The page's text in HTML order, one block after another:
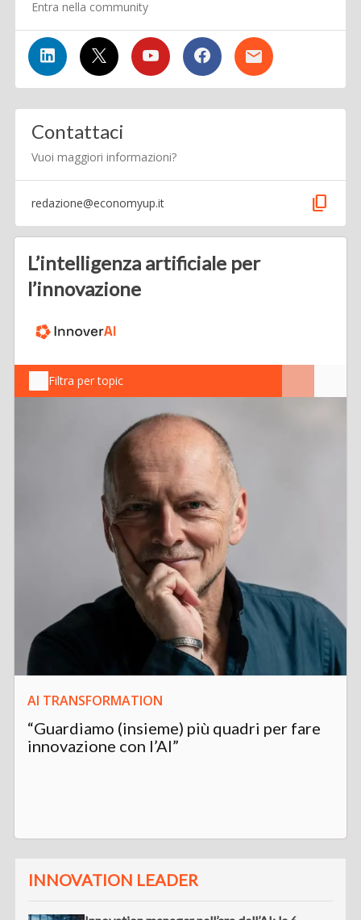
Entra nella community
Contattaci
Vuoi maggiori informazioni?
redazione@economyup.it content_copy
L’intelligenza artificiale per
l’innovazione
Filtra per topic
AI TRANSFORMATION
“Guardiamo (insieme) più quadri per fare
innovazione con l’AI”
INNOVATION LEADER